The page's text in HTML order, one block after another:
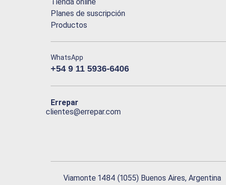
Planes de suscripción
Productos
WhatsApp
+54 9 11 5936-6406
Errepar
clientes@errepar.com
Viamonte 1484 (1055) Buenos Aires, Argentina